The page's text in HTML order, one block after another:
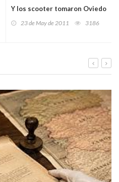
Y los scooter tomaron Oviedo
23 de May de 2011 3186